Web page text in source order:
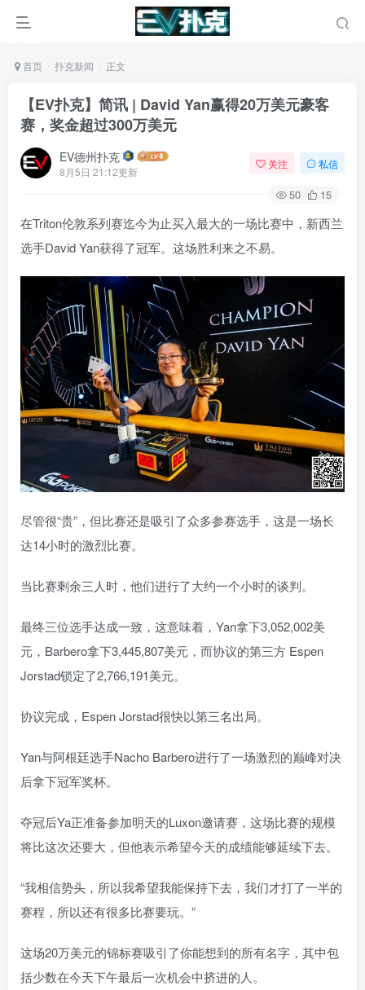
首页 扑克新闻 正文
【EV扑克】简讯 | David Yan赢得20万美元豪客
赛，奖金超过300万美元
EV德州扑克
8月5日 21:12更新
关注 私信
50 15
在Triton伦敦系列赛迄今为止买入最大的一场比赛中，新西兰
选手David Yan获得了冠军。这场胜利来之不易。
尽管很“贵”，但比赛还是吸引了众多参赛选手，这是一场长
达14小时的激烈比赛。
当比赛剩余三人时，他们进行了大约一个小时的谈判。
最终三位选手达成一致，这意味着，Yan拿下3,052,002美
元，Barbero拿下3,445,807美元，而协议的第三方 Espen
Jorstad锁定了2,766,191美元。
协议完成，Espen Jorstad很快以第三名出局。
Yan与阿根廷选手Nacho Barbero进行了一场激烈的巅峰对决
后拿下冠军奖杯。
夺冠后Ya正准备参加明天的Luxon邀请赛，这场比赛的规模
将比这次还要大，但他表示希望今天的成绩能够延续下去。
“我相信势头，所以我希望我能保持下去，我们才打了一半的
赛程，所以还有很多比赛要玩。”
这场20万美元的锦标赛吸引了你能想到的所有名字，其中包
括少数在今天下午最后一次机会中挤进的人。